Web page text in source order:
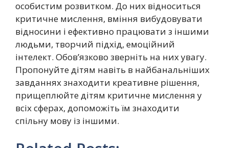
особистим розвитком. До них відноситься
критичне мислення, вміння вибудовувати
відносини і ефективно працювати з іншими
людьми, творчий підхід, емоційний
інтелект. Обов’язково зверніть на них увагу.
Пропонуйте дітям навіть в найбанальніших
завданнях знаходити креативне рішення,
прищеплюйте дітям критичне мислення у
всіх сферах, допоможіть їм знаходити
спільну мову із іншими.